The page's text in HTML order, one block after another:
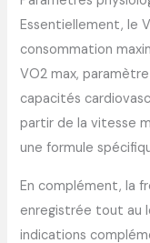
Essentiellement, le
consommation
VO2 max,
capacités
partir de la vitesse
une formule
En complément, la
enregistrée tout au
indications